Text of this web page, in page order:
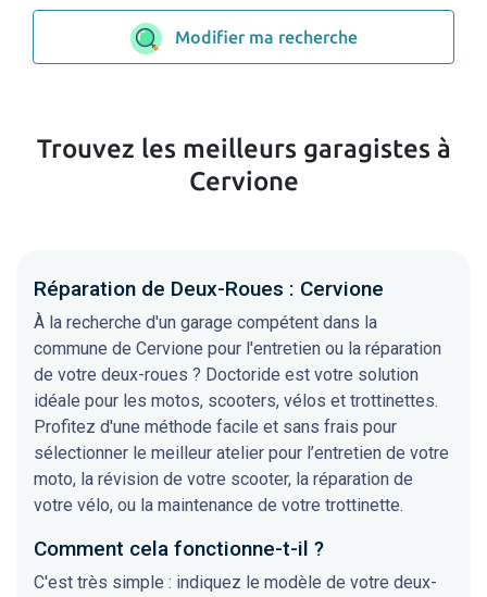
Modifier ma recherche
Trouvez les meilleurs garagistes à
Cervione
Réparation de Deux-Roues : Cervione
À la recherche d'un garage compétent dans la
commune de Cervione pour l'entretien ou la réparation
de votre deux-roues ? Doctoride est votre solution
idéale pour les motos, scooters, vélos et trottinettes.
Profitez d'une méthode facile et sans frais pour
sélectionner le meilleur atelier pour l’entretien de votre
moto, la révision de votre scooter, la réparation de
votre vélo, ou la maintenance de votre trottinette.
Comment cela fonctionne-t-il ?
C'est très simple : indiquez le modèle de votre deux-